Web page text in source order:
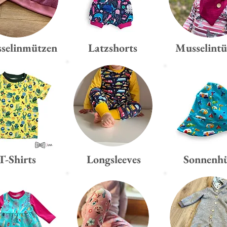
Shirts
Latzshorts
Longsleeves